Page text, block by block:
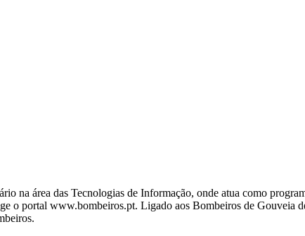
na área das Tecnologias de Informação, onde atua como
o portal www.bombeiros.pt. Ligado aos Bombeiros de Gouveia